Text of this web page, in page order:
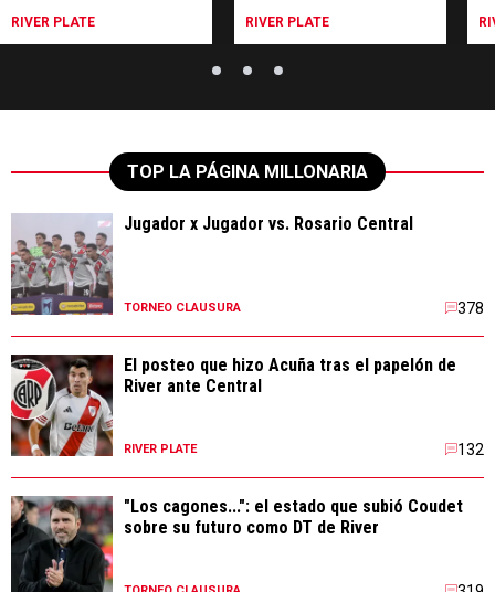
RIVER PLATE RIVER PLATE
TOP LA PÁGINA MILLONARIA
Jugador x Jugador vs. Rosario Central
TORNEO CLAUSURA 378
El posteo que hizo Acuña tras el papelón de
River ante Central
RIVER PLATE 132
"Los cagones...": el estado que subió Coudet
sobre su futuro como DT de River